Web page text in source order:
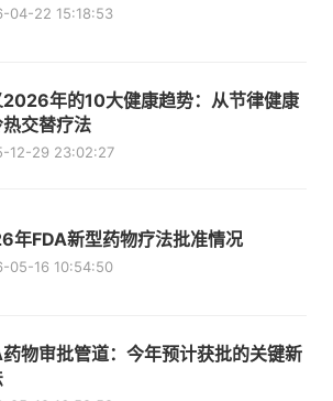
04-22 15:18:53
2026年的10大健康趋势：从节律健康
交替疗法
12-29 23:02:27
年FDA新型药物疗法批准情况
05-16 10:54:50
药物审批管道：今年预计获批的关键新